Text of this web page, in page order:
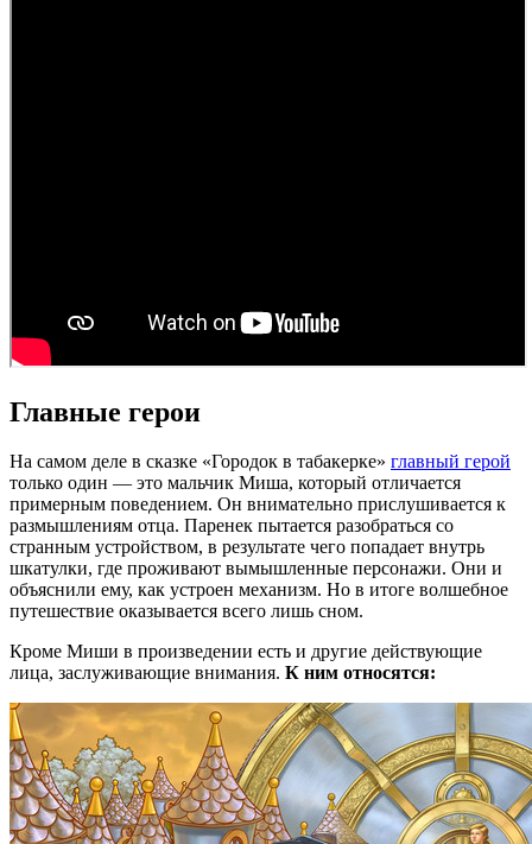
Главные герои
На самом деле в сказке «Городок в табакерке» главный герой
только один — это мальчик Миша, который отличается
примерным поведением. Он внимательно прислушивается к
размышлениям отца. Паренек пытается разобраться со
странным устройством, в результате чего попадает внутрь
шкатулки, где проживают вымышленные персонажи. Они и
объяснили ему, как устроен механизм. Но в итоге волшебное
путешествие оказывается всего лишь сном.
Кроме Миши в произведении есть и другие действующие
лица, заслуживающие внимания. К ним относятся: